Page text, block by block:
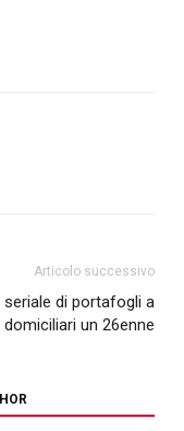
Articolo successivo
seriale di portafogli a
domiciliari un 26enne